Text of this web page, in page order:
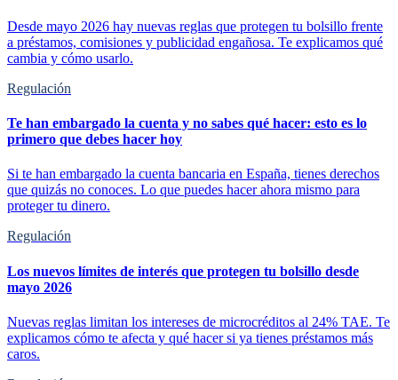
Desde mayo 2026 hay nuevas reglas que protegen tu bolsillo frente
a préstamos, comisiones y publicidad engañosa. Te explicamos qué
cambia y cómo usarlo.
Regulación
Te han embargado la cuenta y no sabes qué hacer: esto es lo
primero que debes hacer hoy
Si te han embargado la cuenta bancaria en España, tienes derechos
que quizás no conoces. Lo que puedes hacer ahora mismo para
proteger tu dinero.
Regulación
Los nuevos límites de interés que protegen tu bolsillo desde
mayo 2026
Nuevas reglas limitan los intereses de microcréditos al 24% TAE. Te
explicamos cómo te afecta y qué hacer si ya tienes préstamos más
caros.